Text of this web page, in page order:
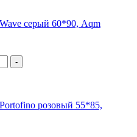
серый 60*90, Aqm
-
розовый 55*85,